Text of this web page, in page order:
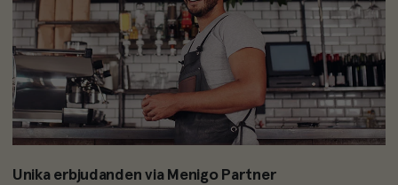
Unika erbjudanden via Menigo Partner